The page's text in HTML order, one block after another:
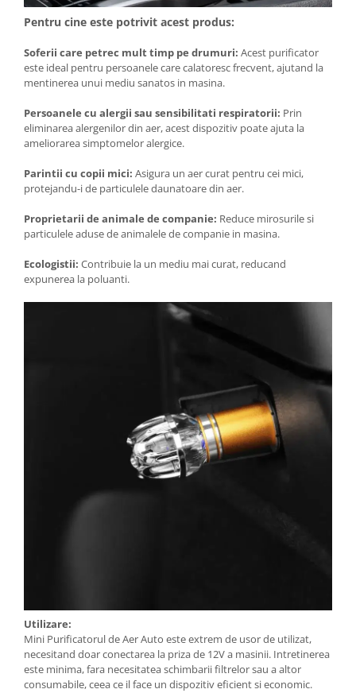
Pentru cine este potrivit acest produs:
Soferii care petrec mult timp pe drumuri: Acest purificator
este ideal pentru persoanele care calatoresc frecvent, ajutand la
mentinerea unui mediu sanatos in masina.
Persoanele cu alergii sau sensibilitati respiratorii: Prin
eliminarea alergenilor din aer, acest dispozitiv poate ajuta la
ameliorarea simptomelor alergice.
Parintii cu copii mici: Asigura un aer curat pentru cei mici,
protejandu-i de particulele daunatoare din aer.
Proprietarii de animale de companie: Reduce mirosurile si
particulele aduse de animalele de companie in masina.
Ecologistii: Contribuie la un mediu mai curat, reducand
expunerea la poluanti.
Utilizare:
Mini Purificatorul de Aer Auto este extrem de usor de utilizat,
necesitand doar conectarea la priza de 12V a masinii. Intretinerea
este minima, fara necesitatea schimbarii filtrelor sau a altor
consumabile, ceea ce il face un dispozitiv eficient si economic.